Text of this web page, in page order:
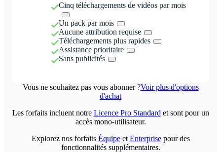
Cinq téléchargements de vidéos par mois
Un pack par mois
Aucune attribution requise
Téléchargements plus rapides
Assistance prioritaire
Sans publicités
Vous ne souhaitez pas vous abonner ?Voir plus d'options
d'achat
Les forfaits incluent notre Licence Pro Standard et sont pour un
accès mono-utilisateur.
Explorez nos forfaits Équipeet Enterprisepour des
fonctionnalités supplémentaires.